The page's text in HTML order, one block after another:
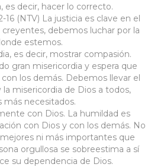
es decir, hacer lo correcto.
16 (NTV) La justicia es clave en el
debemos luchar por la
estemos.
es decir, mostrar compasión.
gran misericordia y espera que
los demás. Debemos llevar el
misericordia de Dios a todos,
más necesitados.
con Dios. La humildad es
con Dios y con los demás. No
ni más importantes que
orgullosa se sobreestima a sí
su dependencia de Dios.